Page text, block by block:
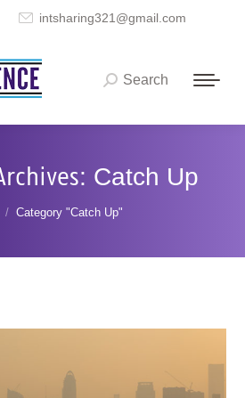
intsharing321@gmail.com
Search:
Search
Catch Up
here:
Category "Catch Up"